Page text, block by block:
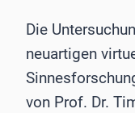
Die
neuartigen
von Prof. Dr.